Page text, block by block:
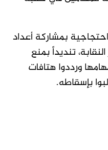
بمشاركة أعداد
تنديداً بمنع
ورددوا هتافات
بإسقاطه.